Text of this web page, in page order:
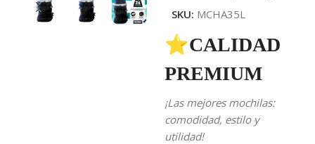
SKU: MCHA35L
⭐CALIDAD
PREMIUM
¡Las mejores mochilas:
comodidad, estilo y
utilidad!